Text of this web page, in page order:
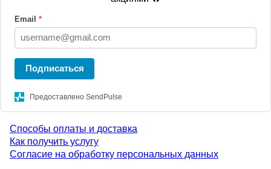
Email *
Подписаться
Предоставлено SendPulse
Menu
footer
Способы оплаты и доставка
Как получить услугу
Согласие на обработку персональных данных